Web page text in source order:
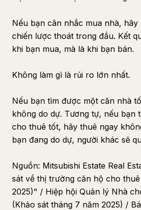
Nếu bạn cân nhắc mua nhà,
chiến lược thoát trong đầu. Kết
khi bạn mua, mà là khi bạn bán.
Không làm gì là rủi ro lớn nhất.
Nếu bạn tìm được một căn nhà
không do dự. Tương tự, nếu bạn
cho thuê tốt, hãy thuê ngay
bạn đang do dự, người khác sẽ
Nguồn: Mitsubishi Estate Real
sát về thị trường căn hộ cho
2025)" / Hiệp hội Quản lý Nhà
(Khảo sát tháng 7 năm 2025) /